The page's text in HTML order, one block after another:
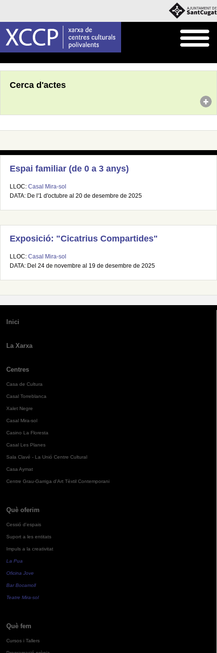
Cerca d'actes
Espai familiar (de 0 a 3 anys)
LLOC: Casal Mira-sol
DATA: De l'1 d'octubre al 20 de desembre de 2025
Exposició: "Cicatrius Compartides"
LLOC: Casal Mira-sol
DATA: Del 24 de novembre al 19 de desembre de 2025
Inici
La Xarxa
Centres
Casa de Cultura
Casal Torreblanca
Xalet Negre
Casal Mira-sol
Casino La Floresta
Casal Les Planes
Sala Clavé - La Unió Centre Cultural
Casa Aymat
Centre Grau-Garriga d'Art Tèxtil Contemporani
Què oferim
Cessió d'espais
Suport a les entitats
Impuls a la creativitat
La Pua
Oficina Jove
Bar Bocamoll
Teatre Mira-sol
Què fem
Cursos i Tallers